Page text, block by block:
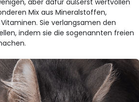
Mix aus Mineralstoffen,
Sie verlangsamen den
indem sie die sogenannten freien